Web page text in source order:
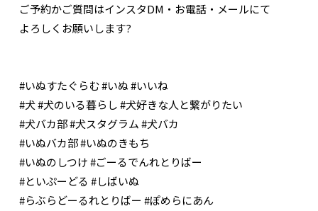
ご予約かご質問はインスタDM・お電話・メールにて
よろしくお願いします?
#いぬすたぐらむ #いぬ #いいね
#犬 #犬のいる暮らし #犬好きな人と繋がりたい
#犬バカ部 #犬スタグラム #犬バカ
#いぬバカ部 #いぬのきもち
#いぬのしつけ #ごーるでんれとりばー
#といぷーどる #しばいぬ
#らぶらどーるれとりばー #ぽめらにあん